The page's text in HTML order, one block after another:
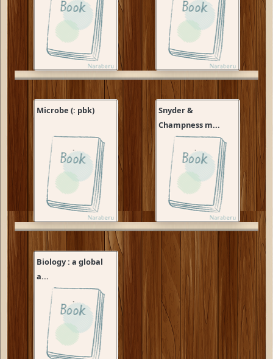
Microbe (: pbk)
Snyder &
Champness m...
Biology : a global
a...